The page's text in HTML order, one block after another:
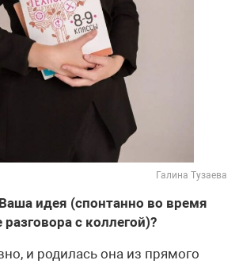
Галина Тузаева
идея (спонтанно во время
с коллегой)?
и родилась она из прямого